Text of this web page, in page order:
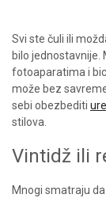
Svi ste čuli ili
bilo
fotoaparatima i
može bez
sebi obezbediti
stilova.
Vintidž ili
Mnogi smatraju